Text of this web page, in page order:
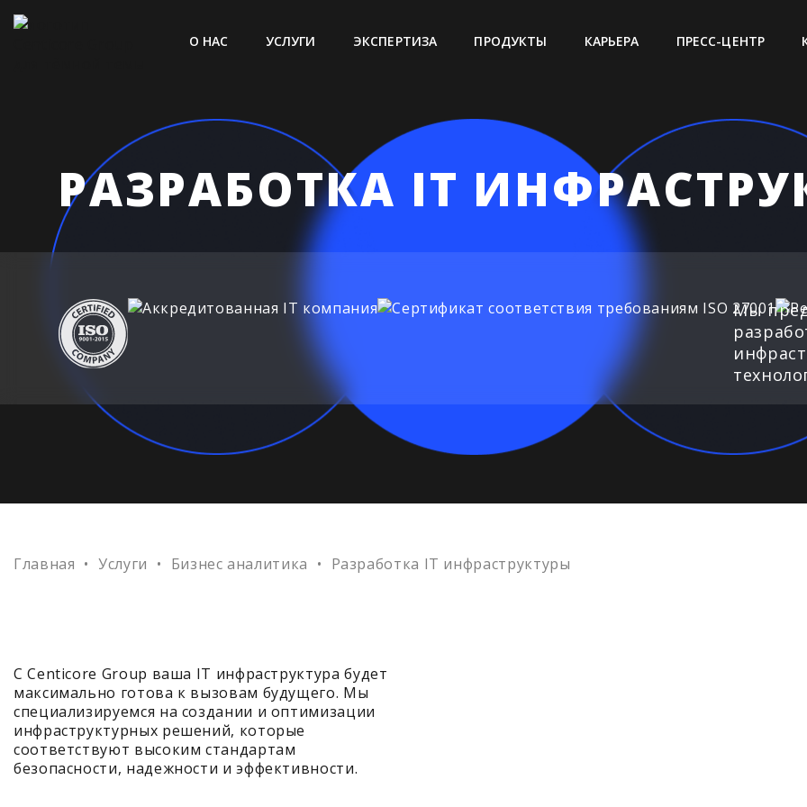
О НАС УСЛУГИ ЭКСПЕРТИЗА ПРОДУКТЫ КАРЬЕРА ПРЕСС-ЦЕНТР
РАЗРАБОТКА IT
Мы
Главная • Услуги • Бизнес аналитика • Разработка IT инфраструктуры
С Centicore Group ваша IT инфраструктура будет
максимально готова к вызовам будущего. Мы
специализируемся на создании и оптимизации
инфраструктурных решений, которые
соответствуют высоким стандартам
безопасности, надежности и эффективности.